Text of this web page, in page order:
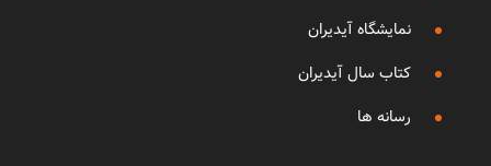
نمایشگاه آیدیران
کتاب سال آیدیران
رسانه ها